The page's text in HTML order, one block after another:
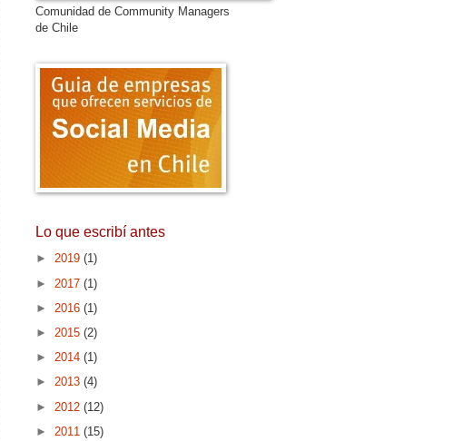
Comunidad de Community Managers
de Chile
Lo que escribí antes
► 2019 (1)
► 2017 (1)
► 2016 (1)
► 2015 (2)
► 2014 (1)
► 2013 (4)
► 2012 (12)
► 2011 (15)